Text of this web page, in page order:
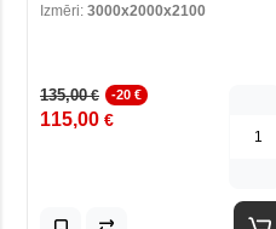
Izmēri: 3000x2000x2100
135,00€ -20 €
115,00 €